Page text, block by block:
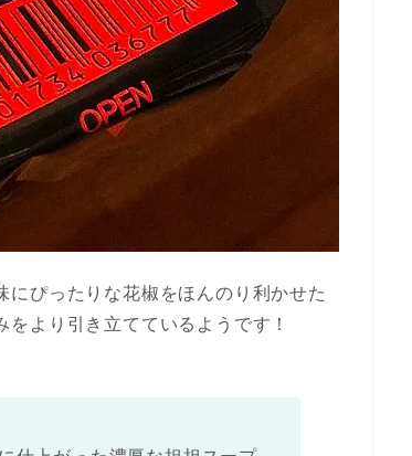
ぴったりな花椒をほんのり利かせた
より引き立てているようです！